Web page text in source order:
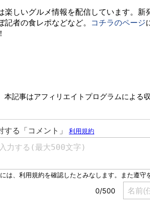
しいグルメ情報を配信しています。新
記者の食レポなどなど。
コチラのページ
本記事はアフィリエイトプログラムによる